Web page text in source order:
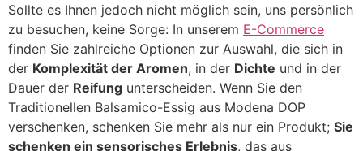
Sollte es Ihnen jedoch nicht möglich sein, uns persönlich
zu besuchen, keine Sorge: In unserem E-Commerce
finden Sie zahlreiche Optionen zur Auswahl, die sich in
der Komplexität der Aromen, in der Dichte und in der
Dauer der Reifung unterscheiden. Wenn Sie den
Traditionellen Balsamico-Essig aus Modena DOP
verschenken, schenken Sie mehr als nur ein Produkt; Sie
schenken ein sensorisches Erlebnis, das aus